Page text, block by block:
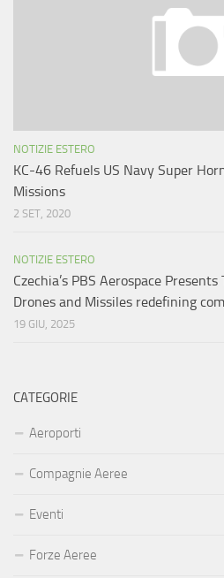
NOTIZIE ESTERO
KC-46 Refuels US Navy Super
Missions
2 SET, 2020
NOTIZIE ESTERO
Czechia’s PBS Aerospace
Drones and Missiles redefining
19 GIU, 2025
CATEGORIE
Aeroporti
Compagnie Aeree
Eventi
Forze Aeree